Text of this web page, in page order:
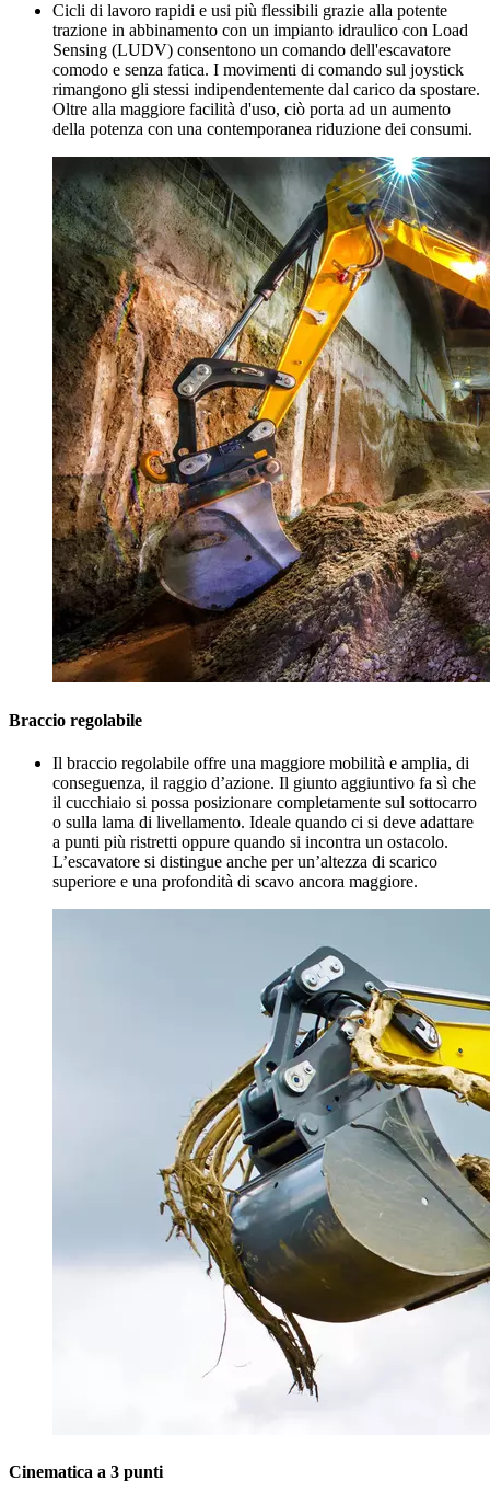
Cicli di lavoro rapidi e usi più flessibili grazie alla potente
trazione in abbinamento con un impianto idraulico con Load
Sensing (LUDV) consentono un comando dell'escavatore
comodo e senza fatica. I movimenti di comando sul joystick
rimangono gli stessi indipendentemente dal carico da spostare.
Oltre alla maggiore facilità d'uso, ciò porta ad un aumento
della potenza con una contemporanea riduzione dei consumi.
Braccio regolabile
Il braccio regolabile offre una maggiore mobilità e amplia, di
conseguenza, il raggio d’azione. Il giunto aggiuntivo fa sì che
il cucchiaio si possa posizionare completamente sul sottocarro
o sulla lama di livellamento. Ideale quando ci si deve adattare
a punti più ristretti oppure quando si incontra un ostacolo.
L’escavatore si distingue anche per un’altezza di scarico
superiore e una profondità di scavo ancora maggiore.
Cinematica a 3 punti